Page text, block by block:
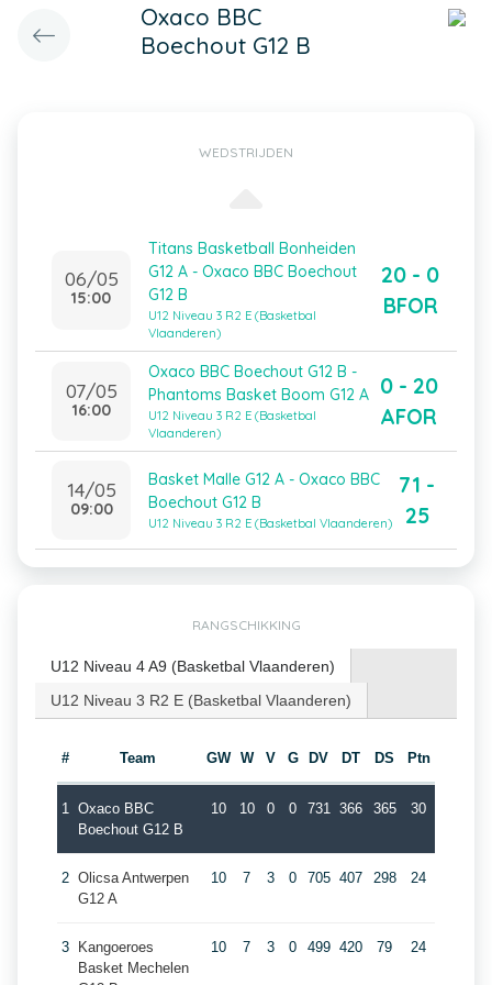
Oxaco BBC
Boechout G12 B
WEDSTRIJDEN
06/05
15:00
Titans Basketball Bonheiden
G12 A - Oxaco BBC Boechout
G12 B
U12 Niveau 3 R2 E (Basketbal
Vlaanderen)
20 - 0
BFOR
07/05
16:00
Oxaco BBC Boechout G12 B -
Phantoms Basket Boom G12 A
U12 Niveau 3 R2 E (Basketbal
Vlaanderen)
0 - 20
AFOR
14/05
09:00
Basket Malle G12 A - Oxaco BBC
Boechout G12 B
U12 Niveau 3 R2 E (Basketbal Vlaanderen)
71 -
25
RANGSCHIKKING
U12 Niveau 4 A9 (Basketbal Vlaanderen)
U12 Niveau 3 R2 E (Basketbal Vlaanderen)
# Team GW W V G DV DT DS Ptn
1 Oxaco BBC
Boechout G12 B
10 10 0 0 731 366 365 30
2 Olicsa Antwerpen
G12 A
10 7 3 0 705 407 298 24
3
Kangoeroes
Basket Mechelen
10 7 3 0 499 420 79 24